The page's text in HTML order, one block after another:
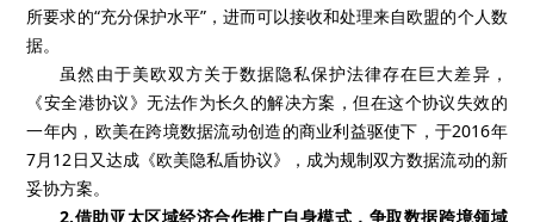
所要求的“充分保护水平”，进而可以接收和处理来自欧盟的个人数
据。
虽然由于美欧双方关于数据隐私保护法律存在巨大差异，
《安全港协议》无法作为长久的解决方案，但在这个协议失效的
一年内，欧美在跨境数据流动创造的商业利益驱使下，于2016年
7月12日又达成《欧美隐私盾协议》，成为规制双方数据流动的新
妥协方案。
2.借助亚太区域经济合作推广自身模式，争取数据跨境领域